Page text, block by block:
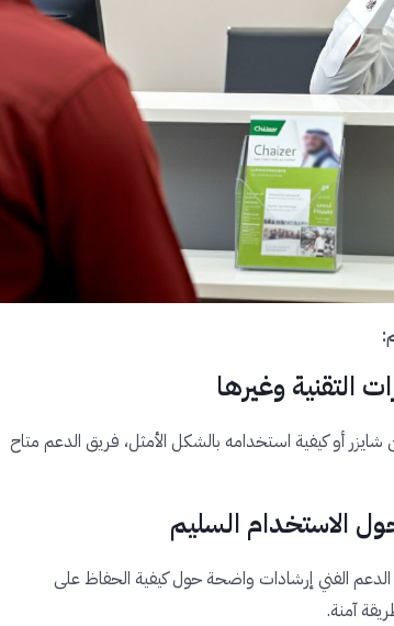
أو كيفية استخدامه بالشكل الأمثل، فريق الدعم متاح
الفني إرشادات واضحة حول كيفية الحفاظ على
آمنة.